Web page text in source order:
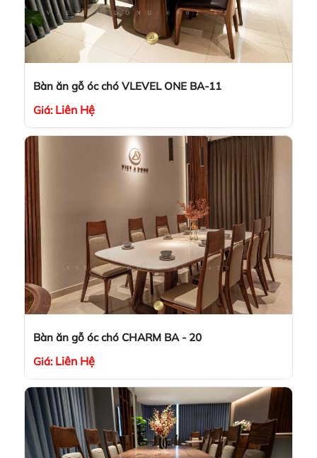
Bàn ăn gỗ óc chó VLEVEL ONE BA-11
Giá: Liên Hệ
Bàn ăn gỗ óc chó CHARM BA - 20
Giá: Liên Hệ